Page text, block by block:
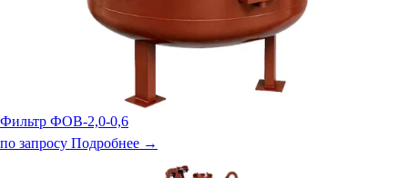
Фильтр ФОВ-2,0-0,6
по запросу Подробнее →